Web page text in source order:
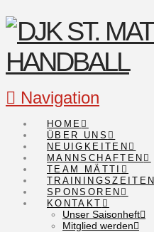
Navigation
HOME
ÜBER UNS
NEUIGKEITEN
MANNSCHAFTEN
TEAM MÄTTI
TRAININGSZEITEN
SPONSOREN
KONTAKT
Unser Saisonheft
Mitglied werden